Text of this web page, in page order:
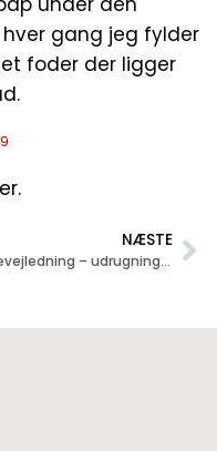
gang jeg fylder
foder der ligger
NÆSTE
Rugevejledning – udrugning af æg i rugemaskiner